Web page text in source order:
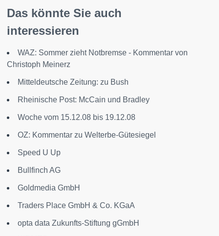
Das könnte Sie auch
interessieren
WAZ: Sommer zieht Notbremse - Kommentar von
Christoph Meinerz
Mitteldeutsche Zeitung: zu Bush
Rheinische Post: McCain und Bradley
Woche vom 15.12.08 bis 19.12.08
OZ: Kommentar zu Welterbe-Gütesiegel
Speed U Up
Bullfinch AG
Goldmedia GmbH
Traders Place GmbH & Co. KGaA
opta data Zukunfts-Stiftung gGmbH